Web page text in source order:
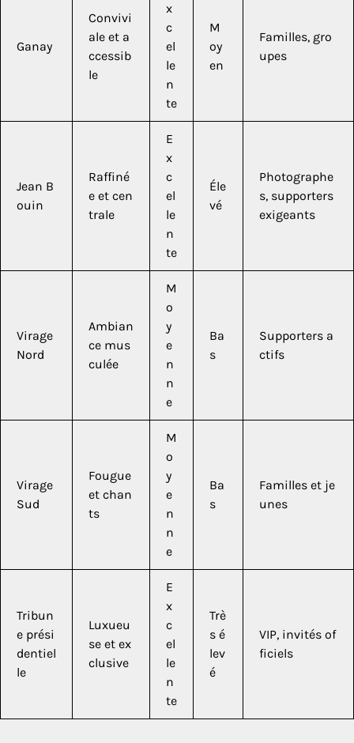
Ganay
Convivi
ale et a
ccessib
le
x
c
el
le
n
te
M
oy
en
Familles, gro
upes
Jean B
ouin
Raffiné
e et cen
trale
E
x
c
el
le
n
te
Éle
vé
Photographe
s, supporters
exigeants
Virage
Nord
Ambian
ce mus
culée
M
o
y
e
n
n
e
Ba
s
Supporters a
ctifs
Virage
Sud
Fougue
et chan
ts
M
o
y
e
n
n
e
Ba
s
Familles et je
unes
Tribun
e prési
dentiel
le
Luxueu
se et ex
clusive
E
x
c
el
le
n
te
Trè
s é
lev
é
VIP, invités of
ficiels